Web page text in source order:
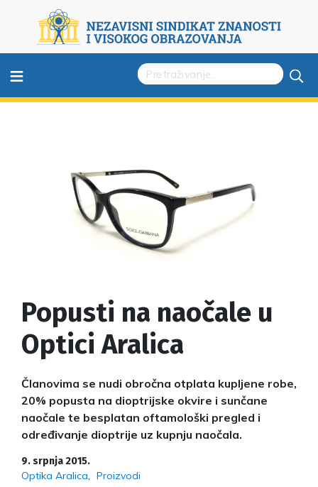
≡
Popusti na naočale u
Optici Aralica
Članovima se nudi obročna otplata kupljene robe,
20% popusta na dioptrijske okvire i sunčane
naočale te besplatan oftamološki pregled i
određivanje dioptrije uz kupnju naočala.
9. srpnja 2015.
Optika Aralica Proizvodi